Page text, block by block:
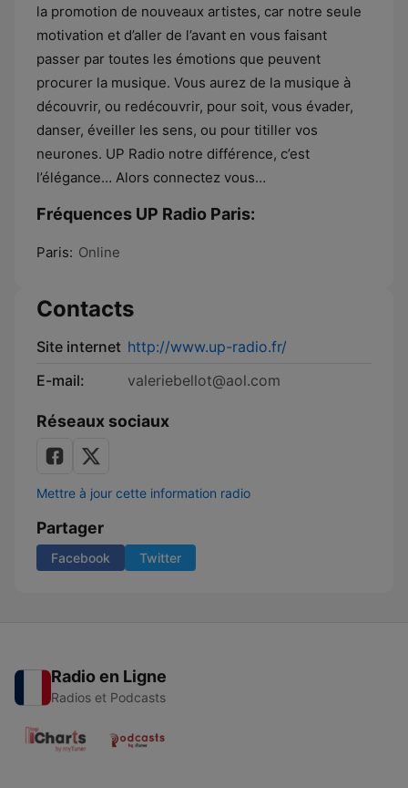
la promotion de nouveaux artistes, car notre seule
motivation et d’aller de l’avant en vous faisant
passer par toutes les émotions que peuvent
procurer la musique. Vous aurez de la musique à
découvrir, ou redécouvrir, pour soit, vous évader,
danser, éveiller les sens, ou pour titiller vos
neurones. UP Radio notre différence, c’est
l’élégance… Alors connectez vous…
Fréquences UP Radio Paris:
Paris: Online
Contacts
Site internet http://www.up-radio.fr/
E-mail:
valeriebellot@aol.com
Réseaux sociaux
Mettre à jour cette information radio
Partager
Facebook Twitter
Radio en Ligne
Radios et Podcasts